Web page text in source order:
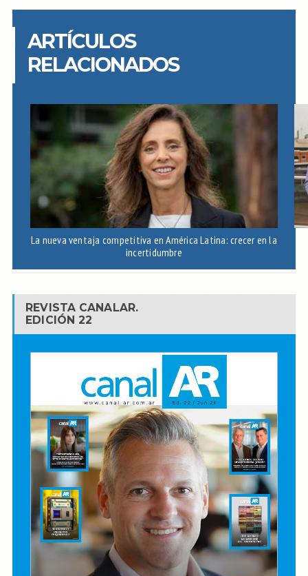
ARTÍCULOS
RELACIONADOS
La nueva ventaja competitiva en América Latina: crecer en la
incertidumbre
REVISTA CANALAR.
EDICIÓN 22